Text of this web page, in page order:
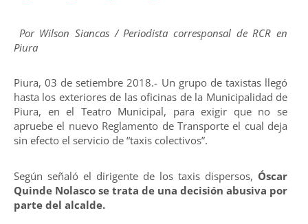
Por Wilson Siancas / Periodista corresponsal de RCR en
Piura
Piura, 03 de setiembre 2018.- Un grupo de taxistas llegó
hasta los exteriores de las oficinas de la Municipalidad de
Piura, en el Teatro Municipal, para exigir que no se
apruebe el nuevo Reglamento de Transporte el cual deja
sin efecto el servicio de “taxis colectivos”.
Según señaló el dirigente de los taxis dispersos, Óscar
Quinde Nolasco se trata de una decisión abusiva por
parte del alcalde.